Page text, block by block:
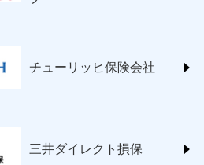
)
)
株式会社
チューリッヒ保険会社
三井ダイレクト損保